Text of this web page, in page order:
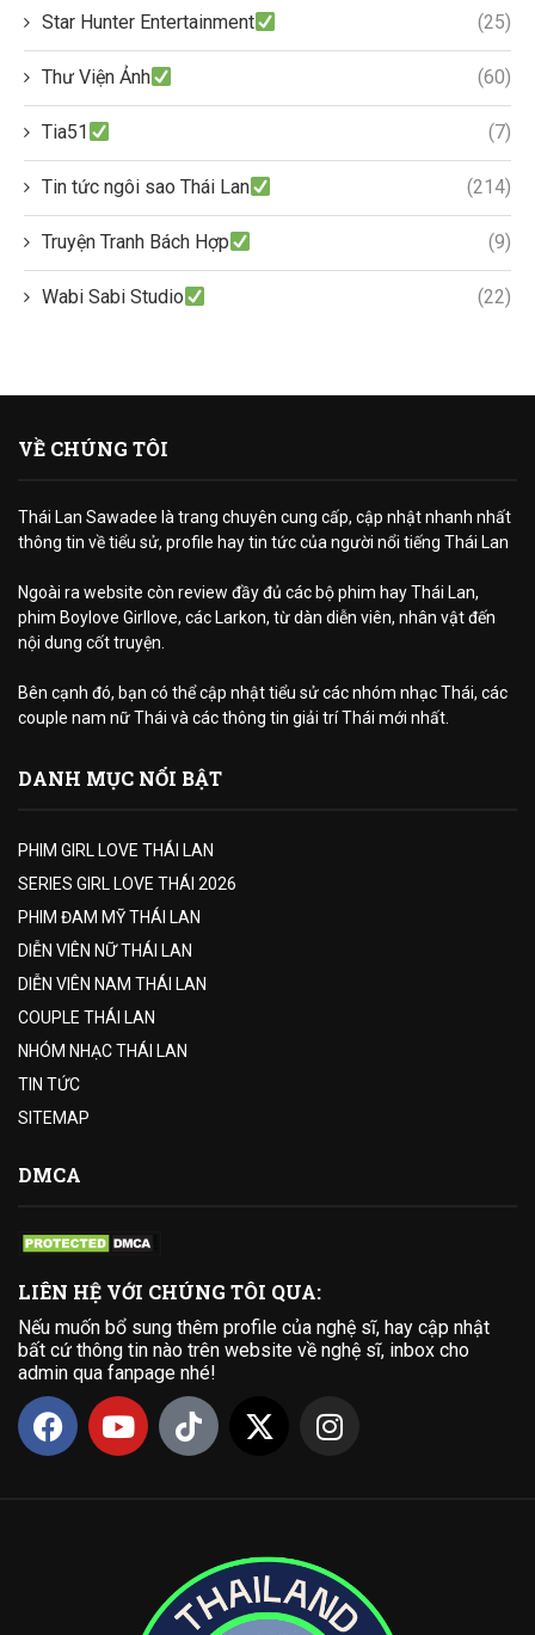
Star Hunter Entertainment (25)
Thư Viện Ảnh (60)
Tia51 (7)
Tin tức ngôi sao Thái Lan (214)
Truyện Tranh Bách Hợp (9)
Wabi Sabi Studio (22)
VỀ CHÚNG TÔI
Thái Lan Sawadee là trang chuyên cung cấp, cập nhật nhanh nhất
thông tin về tiểu sử, profile hay tin tức của người nổi tiếng Thái Lan
Ngoài ra website còn review đầy đủ các bộ phim hay Thái Lan,
phim Boylove Girllove, các Larkon, từ dàn diễn viên, nhân vật đến
nội dung cốt truyện.
Bên cạnh đó, bạn có thể cập nhật tiểu sử các nhóm nhạc Thái, các
couple nam nữ Thái và các thông tin giải trí Thái mới nhất.
DANH MỤC NỔI BẬT
PHIM GIRL LOVE THÁI LAN
SERIES GIRL LOVE THÁI 2026
PHIM ĐAM MỸ THÁI LAN
DIỄN VIÊN NỮ THÁI LAN
DIỄN VIÊN NAM THÁI LAN
COUPLE THÁI LAN
NHÓM NHẠC THÁI LAN
TIN TỨC
SITEMAP
DMCA
LIÊN HỆ VỚI CHÚNG TÔI QUA:
Nếu muốn bổ sung thêm profile của nghệ sĩ, hay cập nhật
bất cứ thông tin nào trên website về nghệ sĩ, inbox cho
admin qua fanpage nhé!